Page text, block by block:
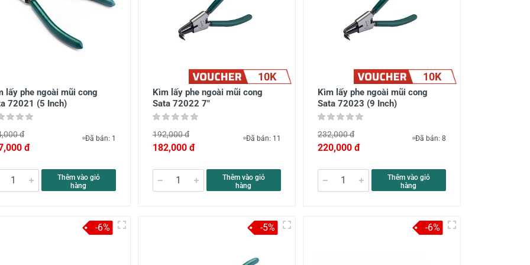
lấy phe ngoài mũi cong
72021 (5 Inch)
đ
đ
Đã bán: 1
Thêm vào giỏ
hàng
10K
Kìm lấy phe ngoài mũi cong
Sata 72022 7"
192,000 đ
182,000 đ
Đã bán: 11
Thêm vào giỏ
hàng
10K
Kìm lấy phe ngoài mũi cong
Sata 72023 (9 Inch)
232,000 đ
220,000 đ
Đã bán: 8
Thêm vào giỏ
hàng
-6% -5% -6%